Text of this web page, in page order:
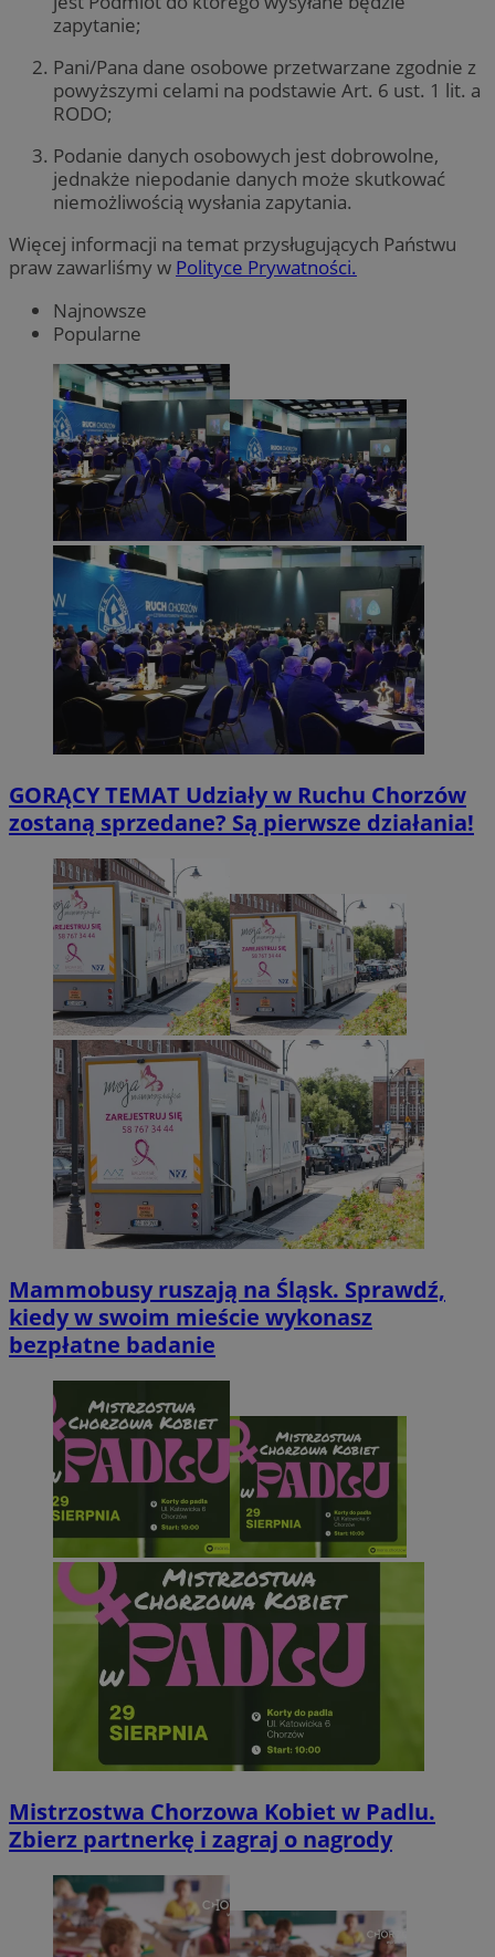
zapytanie;
Pani/Pana dane osobowe przetwarzane zgodnie z
powyższymi celami na podstawie Art. 6 ust. 1 lit. a
RODO;
Podanie danych osobowych jest dobrowolne,
jednakże niepodanie danych może skutkować
niemożliwością wysłania zapytania.
Więcej informacji na temat przysługujących Państwu
praw zawarliśmy w Polityce Prywatności.
Najnowsze
Popularne
GORĄCY TEMAT Udziały w Ruchu Chorzów
zostaną sprzedane? Są pierwsze działania!
Mammobusy ruszają na Śląsk. Sprawdź,
kiedy w swoim mieście wykonasz
bezpłatne badanie
Mistrzostwa Chorzowa Kobiet w Padlu.
Zbierz partnerkę i zagraj o nagrody